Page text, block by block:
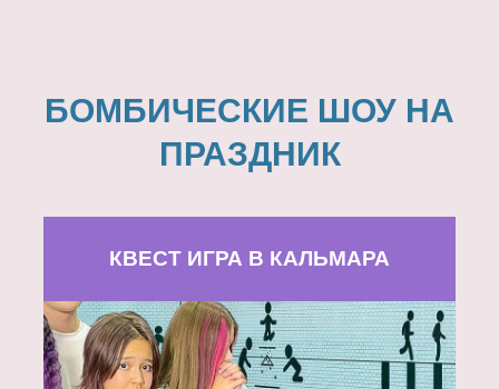
БОМБИЧЕСКИЕ ШОУ НА
ПРАЗДНИК
КВЕСТ ИГРА В КАЛЬМАРА